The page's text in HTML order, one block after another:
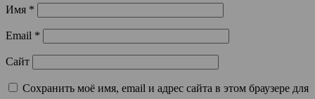
Имя *
Email *
Сайт
Сохранить моё имя, email и адрес сайта в этом браузере для